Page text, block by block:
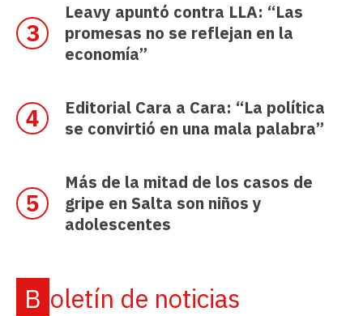
Leavy apuntó contra LLA: “Las
promesas no se reflejan en la
economía”
Editorial Cara a Cara: “La política
se convirtió en una mala palabra”
Más de la mitad de los casos de
gripe en Salta son niños y
adolescentes
Boletín de noticias